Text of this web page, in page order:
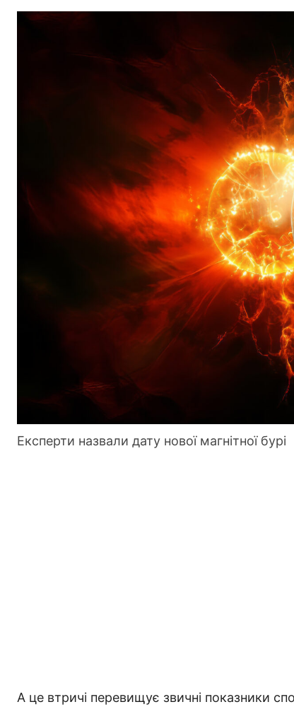
Експерти назвали дату нової магнітної бурі
А це втричі перевищує звичні показники